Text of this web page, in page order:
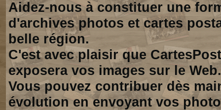
Aidez-nous à constituer une
d'archives photos et cartes
belle région.
C'est avec plaisir que
exposera vos images sur le Web.
Vous pouvez contribuer dès
évolution en envoyant vos